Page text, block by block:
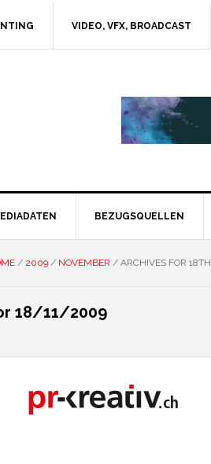
VIDEO, VFX, BROADCAST
BEZUGSQUELLEN
/ 2009 / NOVEMBER /ARCHIVES FOR 18TH
18/11/2009